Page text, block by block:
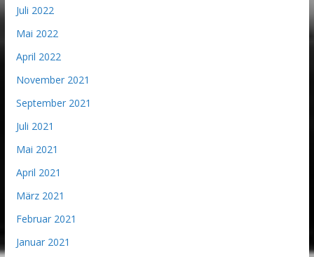
Juli 2022
Mai 2022
April 2022
November 2021
September 2021
Juli 2021
Mai 2021
April 2021
März 2021
Februar 2021
Januar 2021